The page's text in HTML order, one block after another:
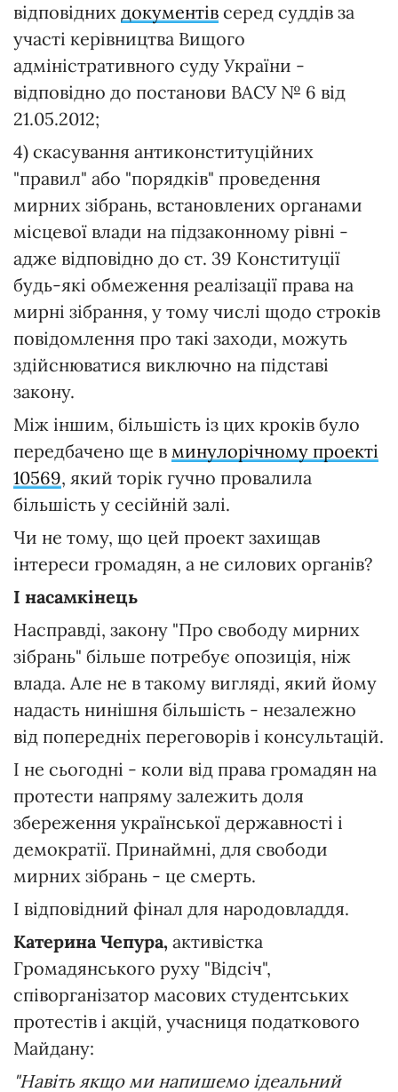
відповідних документів серед суддів за
участі керівництва Вищого
адміністративного суду України -
відповідно до постанови ВАСУ № 6 від
21.05.2012;
4) скасування антиконституційних
"правил" або "порядків" проведення
мирних зібрань, встановлених органами
місцевої влади на підзаконному рівні -
адже відповідно до ст. 39 Конституції
будь-які обмеження реалізації права на
мирні зібрання, у тому числі щодо строків
повідомлення про такі заходи, можуть
здійснюватися виключно на підставі
закону.
Між іншим, більшість із цих кроків було
передбачено ще в минулорічному проекті
10569, який торік гучно провалила
більшість у сесійній залі.
Чи не тому, що цей проект захищав
інтереси громадян, а не силових органів?
І насамкінець
Насправді, закону "Про свободу мирних
зібрань" більше потребує опозиція, ніж
влада. Але не в такому вигляді, який йому
надасть нинішня більшість - незалежно
від попередніх переговорів і консультацій.
І не сьогодні - коли від права громадян на
протести напряму залежить доля
збереження української державності і
демократії. Принаймні, для свободи
мирних зібрань - це смерть.
І відповідний фінал для народовладдя.
Катерина Чепура, активістка
Громадянського руху "Відсіч",
співорганізатор масових студентських
протестів і акцій, учасниця податкового
Майдану:
"Навіть якщо ми напишемо ідеальний